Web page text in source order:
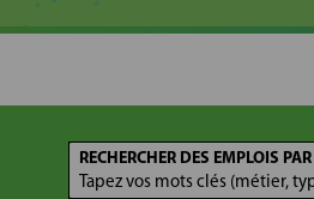
RECHERCHER DES EMPLOIS